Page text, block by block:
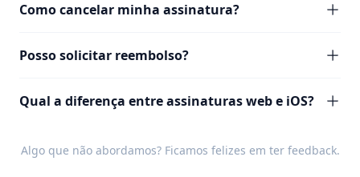
Como cancelar minha assinatura?
Posso solicitar reembolso?
Qual a diferença entre assinaturas web e iOS?
Algo que não abordamos? Ficamos felizes em ter feedback.